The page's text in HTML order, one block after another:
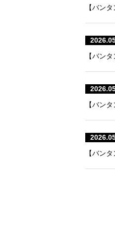
【バン
【バン
【バン
【バン